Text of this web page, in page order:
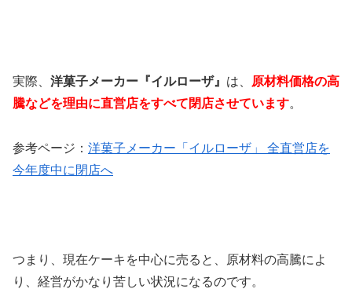
実際、 洋菓子メーカー『イルローザ』 は、
原材料価格の高
騰などを理由に直営店をすべて閉店させています。
参考ページ： 洋菓子メーカー「イルローザ」 全直営店を
今年度中に閉店へ
つまり、現在ケーキを中心に売ると、原材料の高騰によ
り、経営がかなり苦しい状況になるのです。